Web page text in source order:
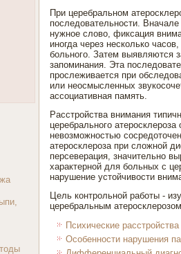
При церебральном
последовательности.
нужное слово, фиксация
иногда через несколько
больного. Затем выявляются
запоминания. Эта
прослеживается при
или неосмысленных
ассоциативная память.
Расстройства внимания
церебрального
невозможностью
атеросклероза при сложной
персеверация, значительно
характерной для больных с
нарушение устойчивости
Цель контрольной работы -
церебральным
Психические
Особенности нарушения